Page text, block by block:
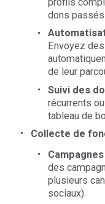
dons
Envoyez
de leur
Suivi des
récurrents
tableau de
Collecte de
des
plusieurs
sociaux).